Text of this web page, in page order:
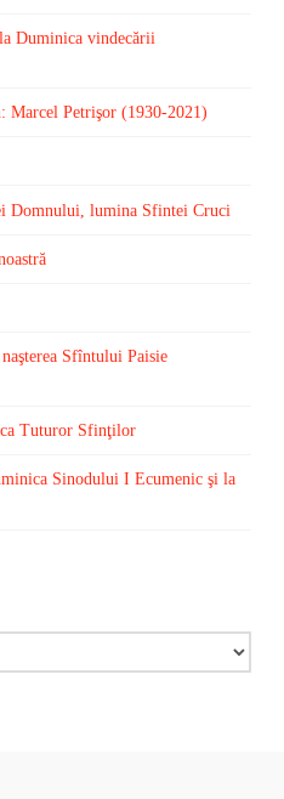
Duminica vindecării
Marcel Petrişor (1930-2021)
Domnului, lumina Sfintei Cruci
Sfîntului Paisie
Tuturor Sfinţilor
Sinodului I Ecumenic şi la